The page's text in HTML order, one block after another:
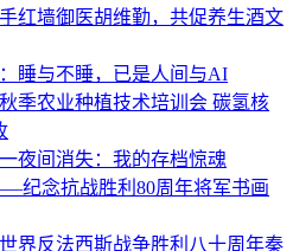
红墙御医胡维勤，共促养生酒文
睡与不睡，已是人间与AI
季农业种植技术培训会 碳氢核
夜间消失：我的存档惊魂
纪念抗战胜利80周年将军书画
界反法西斯战争胜利八十周年秦